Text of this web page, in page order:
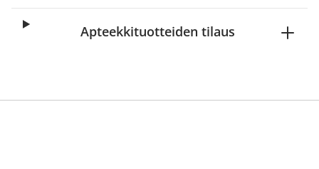
Apteekkituotteiden tilaus